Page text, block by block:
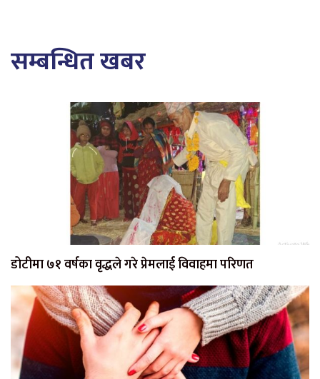
सम्बन्धित खबर
डोटीमा ७१ वर्षका वृद्धले गरे प्रेमलाई विवाहमा परिणत